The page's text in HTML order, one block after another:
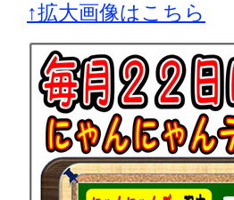
↑拡大画像はこちら